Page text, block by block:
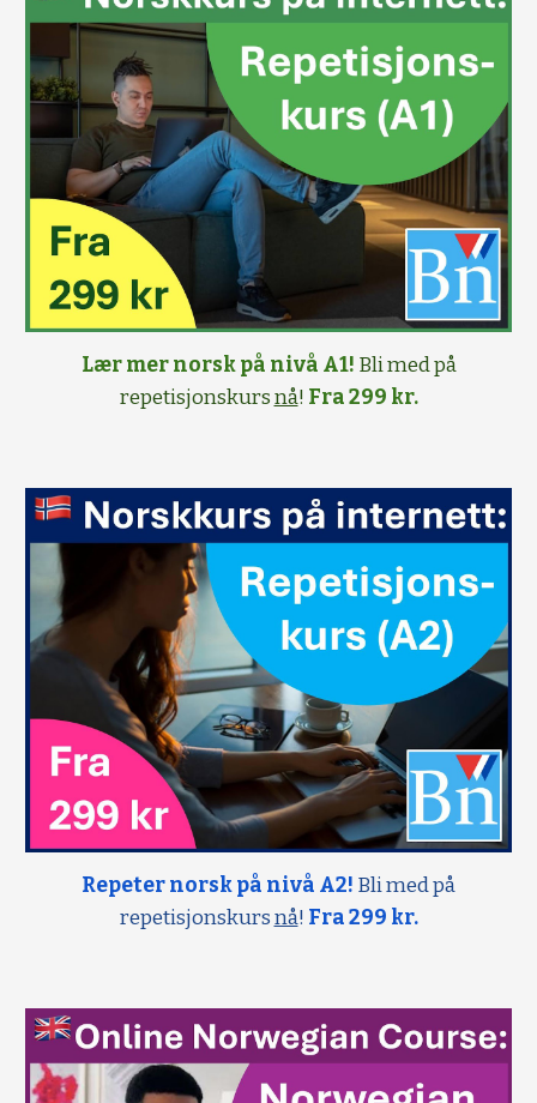
Lær mer norsk på nivå A1! Bli med på
repetisjonskursnå! Fra 299 kr.
Repeter norsk på nivå A2! Bli med på
repetisjonskursnå! Fra 299 kr.